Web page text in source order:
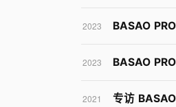
2023 BASAO
2023 BASAO
2021 专访